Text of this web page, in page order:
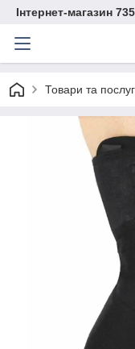
Інтернет-магазин
Товари та